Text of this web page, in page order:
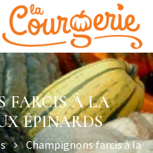
FARCIS À LA
ÉPINARDS
Champignons farcis à la